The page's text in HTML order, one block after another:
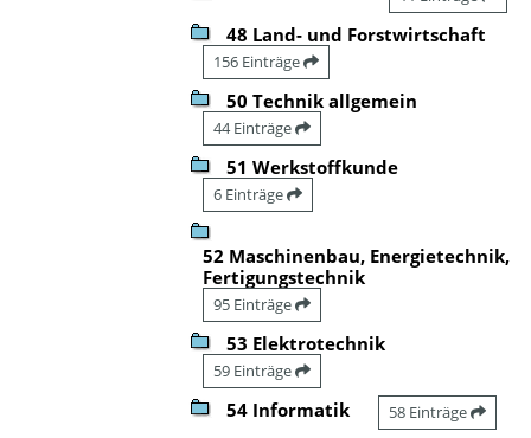
48 Land- und Forstwirtschaft
156 Einträge
50 Technik allgemein
44 Einträge
51 Werkstoffkunde
6 Einträge
52 Maschinenbau, Energietechnik,
Fertigungstechnik
95 Einträge
53 Elektrotechnik
59 Einträge
54 Informatik 58 Einträge